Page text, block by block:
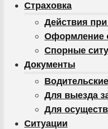
Cтраховка
Действия
Оформление
Спорные
Документы
Для выезда
Для
Ситуации